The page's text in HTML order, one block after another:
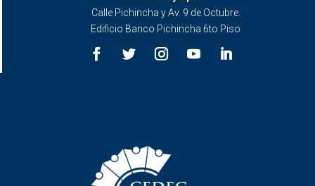
Calle Pichincha y Av. 9 de Octubre.
Edificio Banco Pichincha 6to Piso